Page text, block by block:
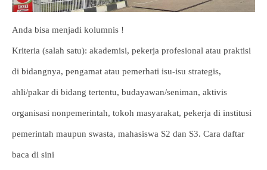
Anda bisa menjadi kolumnis !
Kriteria (salah satu): akademisi, pekerja profesional atau praktisi
di bidangnya, pengamat atau pemerhati isu-isu strategis,
ahli/pakar di bidang tertentu, budayawan/seniman, aktivis
organisasi nonpemerintah, tokoh masyarakat, pekerja di institusi
pemerintah maupun swasta, mahasiswa S2 dan S3. Cara daftar
baca di sini